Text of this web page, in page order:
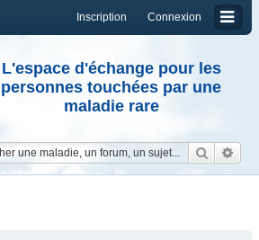
Connexion
Inscription
L'espace d'échange pour les
personnes touchées par une
maladie rare